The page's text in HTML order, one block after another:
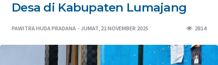
Desa di Kabupaten Lumajang
PAWITRA HUDA PRADANA JUMAT, 21 NOVEMBER 2025 2814